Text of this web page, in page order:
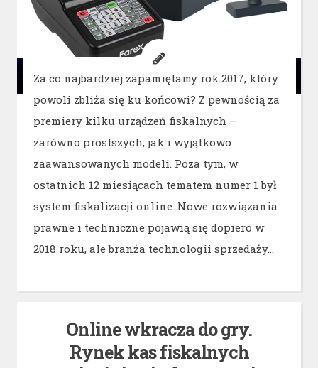
Za co najbardziej zapamiętamy rok 2017, który
powoli zbliża się ku końcowi? Z pewnością za
premiery kilku urządzeń fiskalnych –
zarówno prostszych, jak i wyjątkowo
zaawansowanych modeli. Poza tym, w
ostatnich 12 miesiącach tematem numer 1 był
system fiskalizacji online. Nowe rozwiązania
prawne i techniczne pojawią się dopiero w
2018 roku, ale branża technologii sprzedaży…
Online wkracza do gry.
Rynek kas fiskalnych